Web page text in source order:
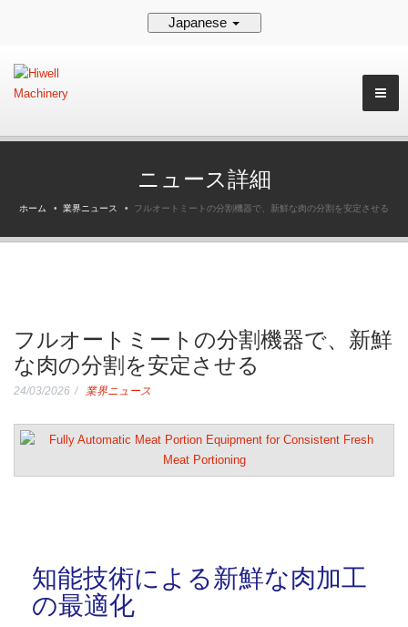
Japanese
ニュース詳細
ホーム 業界ニュース フルオートミートの分割機器で、新鮮な肉の分割を安定させる
フルオートミートの分割機器で、新鮮
な肉の分割を安定させる
24/03/2026 業界ニュース